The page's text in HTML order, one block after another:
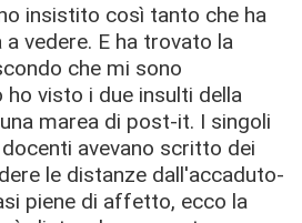
insistito così tanto che ha
vedere. E ha trovato la
che mi sono
visto i due insulti della
marea di post-it. I singoli
avevano scritto dei
le distanze dall'accaduto-
piene di affetto, ecco la